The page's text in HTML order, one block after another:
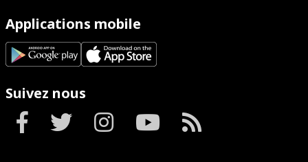
Applications mobile
Suivez nous